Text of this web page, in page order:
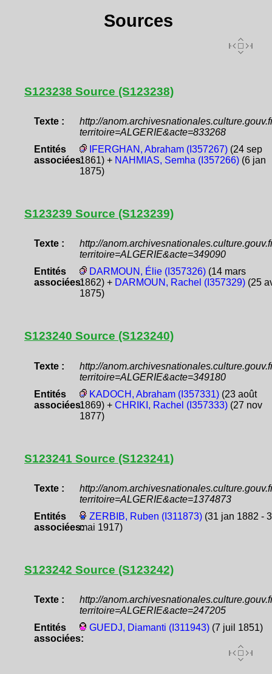
Sources
S123238 Source (S123238)
Texte :
http://
territoire=ALGERIE&acte=833268
Entités
associées:
IFERGHAN, Abraham (I357267)(24 sep
1861) + NAHMIAS, Semha (I357266)(6 jan
1875)
S123239 Source (S123239)
Texte :
http://
territoire=ALGERIE&acte=349090
Entités
associées:
DARMOUN, Élie (I357326)(14 mars
1862) + DARMOUN, Rachel (I357329)(25
1875)
S123240 Source (S123240)
Texte :
http://
territoire=ALGERIE&acte=349180
Entités
associées:
KADOCH, Abraham (I357331)(23 août
1869) + CHRIKI, Rachel (I357333)(27 nov
1877)
S123241 Source (S123241)
Texte :
http://
territoire=ALGERIE&acte=1374873
Entités
associées:
ZERBIB, Ruben (I311873)(31 jan 1882 - 3
mai 1917)
S123242 Source (S123242)
Texte :
http://
territoire=ALGERIE&acte=247205
Entités
associées:
GUEDJ, Diamanti (I311943)(7 juil 1851)